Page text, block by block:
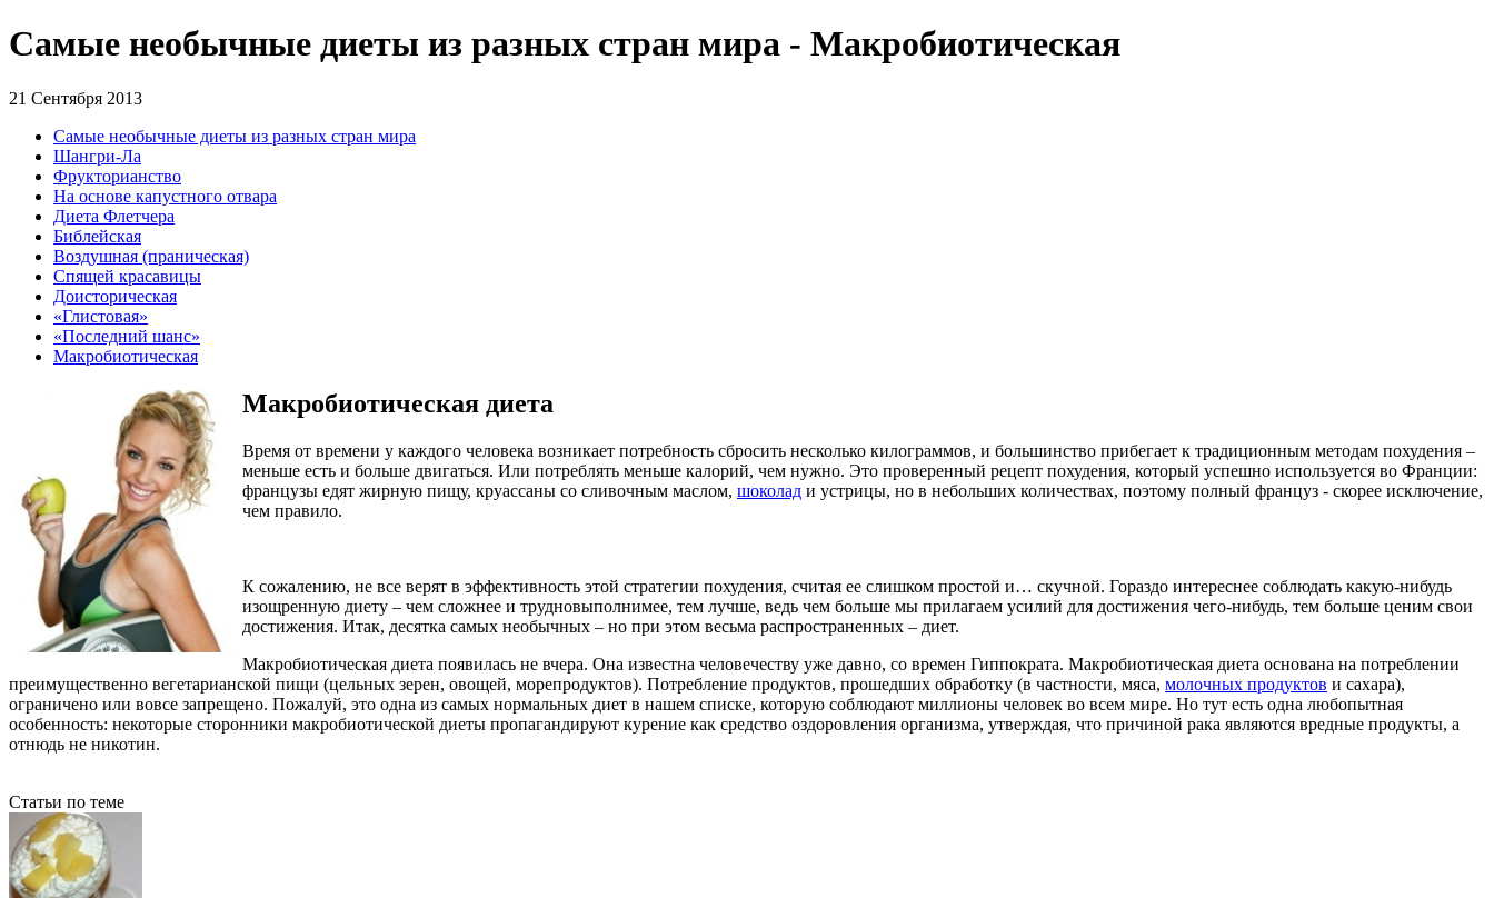
Самые необычные диеты из разных стран мира - Макробиотическая
21 Сентября 2013
Самые необычные диеты из разных стран мира
Шангри-Ла
Фрукторианство
На основе капустного отвара
Диета Флетчера
Библейская
Воздушная (праническая)
Спящей красавицы
Доисторическая
«Глистовая»
«Последний шанс»
Макробиотическая
Макробиотическая диета
Время от времени у каждого человека возникает потребность сбросить несколько килограммов, и большинство прибегает к традиционным методам похудения –
меньше есть и больше двигаться. Или потреблять меньше калорий, чем нужно. Это проверенный рецепт похудения, который успешно используется во Франции:
французы едят жирную пищу, круассаны со сливочным маслом, шоколад и устрицы, но в небольших количествах, поэтому полный француз - скорее исключение,
чем правило.
К сожалению, не все верят в эффективность этой стратегии похудения, считая ее слишком простой и… скучной. Гораздо интереснее соблюдать какую-нибудь
изощренную диету – чем сложнее и трудновыполнимее, тем лучше, ведь чем больше мы прилагаем усилий для достижения чего-нибудь, тем больше ценим свои
достижения. Итак, десятка самых необычных – но при этом весьма распространенных – диет.
Макробиотическая диета появилась не вчера. Она известна человечеству уже давно, со времен Гиппократа. Макробиотическая диета основана на потреблении
преимущественно вегетарианской пищи (цельных зерен, овощей, морепродуктов). Потребление продуктов, прошедших обработку (в частности, мяса, молочных продуктов и сахара),
ограничено или вовсе запрещено. Пожалуй, это одна из самых нормальных диет в нашем списке, которую соблюдают миллионы человек во всем мире. Но тут есть одна любопытная
особенность: некоторые сторонники макробиотической диеты пропагандируют курение как средство оздоровления организма, утверждая, что причиной рака являются вредные продукты, а
отнюдь не никотин.
Статьи по теме